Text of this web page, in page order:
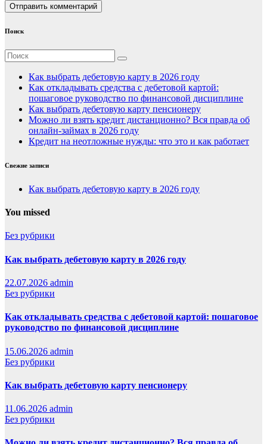
Поиск
Как выбрать дебетовую карту в 2026 году
Как откладывать средства с дебетовой картой:
пошаговое руководство по финансовой дисциплине
Как выбрать дебетовую карту пенсионеру
Можно ли взять кредит дистанционно? Вся правда об
онлайн-займах в 2026 году
Кредит на неотложные нужды: что это и как работает
Свежие записи
Как выбрать дебетовую карту в 2026 году
You missed
Без рубрики
Как выбрать дебетовую карту в 2026 году
22.07.2026 admin
Без рубрики
Как откладывать средства с дебетовой картой: пошаговое
руководство по финансовой дисциплине
15.06.2026 admin
Без рубрики
Как выбрать дебетовую карту пенсионеру
11.06.2026 admin
Без рубрики